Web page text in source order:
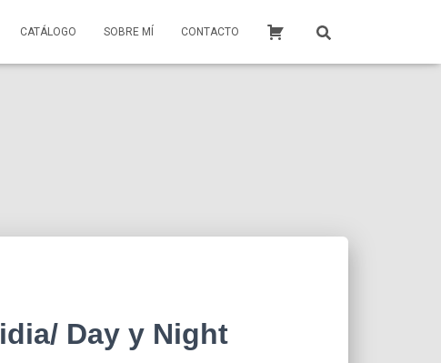
CATÁLOGO SOBRE MÍ CONTACTO
Day y Night